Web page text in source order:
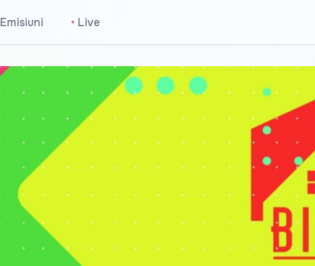
Emisiuni • Live